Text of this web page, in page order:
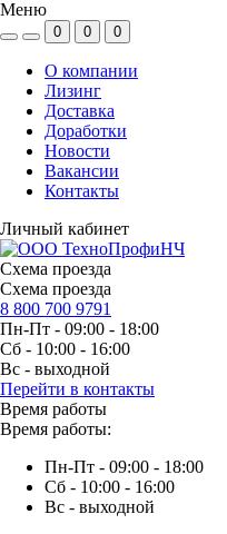
Меню
0 0 0
О компании
Лизинг
Доставка
Доработки
Новости
Вакансии
Контакты
Личный кабинет
Схема проезда
Схема проезда
8 800 700 9791
Пн-Пт - 09:00 - 18:00
Сб - 10:00 - 16:00
Вс - выходной
Перейти в контакты
Время работы
Время работы:
Пн-Пт - 09:00 - 18:00
Сб - 10:00 - 16:00
Вс - выходной